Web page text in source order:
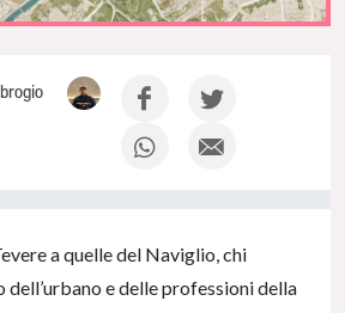
a quelle del Naviglio, chi
e delle professioni della